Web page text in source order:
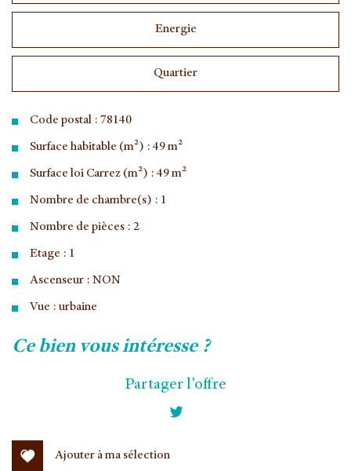
Energie
Quartier
Code postal : 78140
Surface habitable (m²) : 49 m²
Surface loi Carrez (m²) : 49 m²
Nombre de chambre(s) : 1
Nombre de pièces : 2
Etage : 1
Ascenseur : NON
Vue : urbaine
la ville de vélizy-villacoublay (78140)
ce bien vous intéresse ?
Partager l'offre
Ajouter à ma sélection